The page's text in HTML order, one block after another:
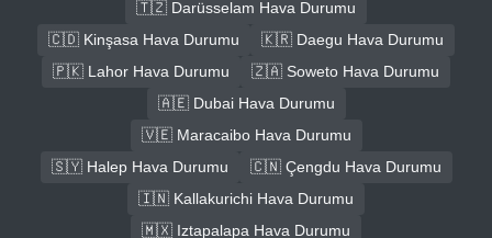
🇹🇿 Darüsselam Hava Durumu
🇨🇩 Kinşasa Hava Durumu
🇰🇷 Daegu Hava Durumu
🇵🇰 Lahor Hava Durumu
🇿🇦 Soweto Hava Durumu
🇦🇪 Dubai Hava Durumu
🇻🇪 Maracaibo Hava Durumu
🇸🇾 Halep Hava Durumu
🇨🇳 Çengdu Hava Durumu
🇮🇳 Kallakurichi Hava Durumu
🇲🇽 Iztapalapa Hava Durumu